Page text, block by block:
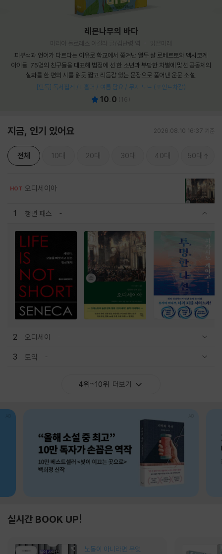
레몬나무의 바다
피부색과 언어가 다르다는 이유로 학교에서 쫓겨난 열두 살 로베르토와 멕시코계
아이들. 75명의 친구들을 대표해 법정에 선 한 소년과 부당한 차별에 맞선 공동체의
실화를 한 편의 시를 읽듯 짧고 리듬감 있는 문장으로 풀어낸 운문 소설.
[단독] 독서집게 / L홀더 / 여름 담요 / 무지 노트 (포인트차감)
10.0
지금, 인기 있어요 2026.08.10 16:37 기준
전체 10대 20대 30대 40대 50대
HOT 오디세이아
1 청년 패스
2 오디세이
3 토익
4위~10위 더보기
실시간 BOOK UP!
노동이 아니라면 무엇